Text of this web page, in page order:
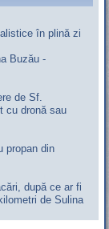
în plină zi
Buzău -
de Sf.
cu dronă sau
propan din
după ce ar fi
de Sulina